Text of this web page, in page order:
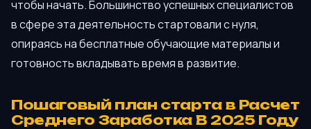
чтобы начать. Большинство успешных специалистов
в сфере эта деятельность стартовали с нуля,
опираясь на бесплатные обучающие материалы и
готовность вкладывать время в развитие.
Пошаговый план старта в Расчет
Среднего Заработка В 2025 Году